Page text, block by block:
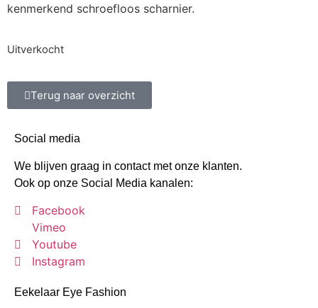
kenmerkend schroefloos scharnier.
Uitverkocht
Terug naar overzicht
Social media
We blijven graag in contact met onze klanten.
Ook op onze Social Media kanalen:
Facebook
Vimeo
Youtube
Instagram
Eekelaar Eye Fashion